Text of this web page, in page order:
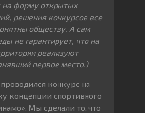
на форму открытых
решения конкурсов все
обществу. А сам
не гарантирует, что на
реализуют
первое место.)
проводился конкурс на
концепции спортивного
Мы сделали то, что